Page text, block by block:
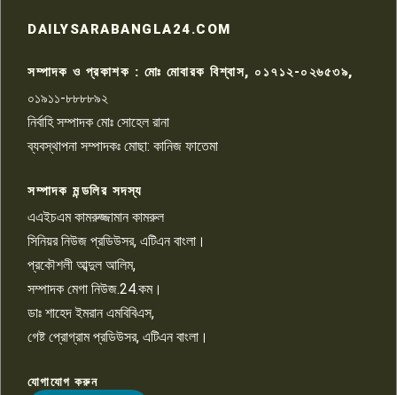
রাজশাহীতে সন্ত্রাসী হামলায় গুরুতর
চাঁদাবাজি ও হয়রানির অভিযোগ
১০
DAILYSARABANGLA24.COM
সম্পাদক ও প্রকাশক : মোঃ মোবারক বিশ্বাস, ০১৭১২-০২৬৫৩৯,
০১৯১১-৮৮৮৮৯২
নির্বাহি সম্পাদক মোঃ সোহেল রানা
ব্যবস্থাপনা সম্পাদকঃ মোছা: কানিজ ফাতেমা
সম্পাদক মন্ডলির সদস্য
এএইচএম কামরুজ্জামান কামরুল
সিনিয়র নিউজ প্রডিউসর, এটিএন বাংলা।
প্রকৌশলী আব্দুল আলিম,
সম্পাদক মেগা নিউজ.24.কম।
ডাঃ শাহেদ ইমরান এমবিবিএস,
গেষ্ট প্রোগ্রাম প্রডিউসর, এটিএন বাংলা।
যোগাযোগ করুন